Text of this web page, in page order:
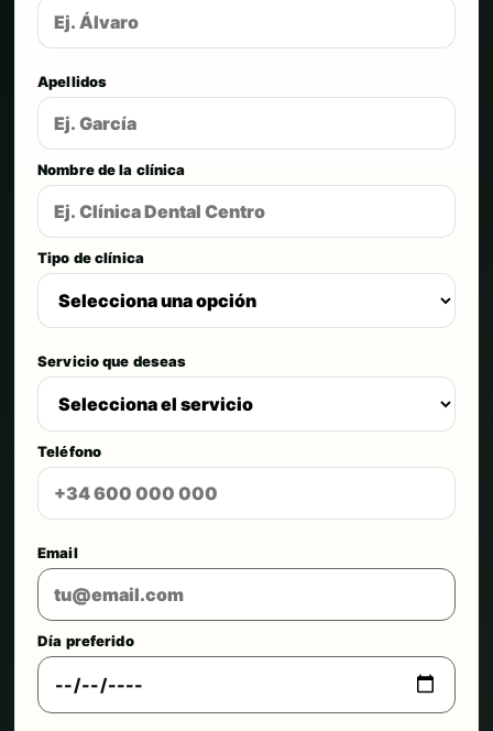
Apellidos
Nombre de la clínica
Tipo de clínica
Servicio que deseas
Teléfono
Email
Día preferido